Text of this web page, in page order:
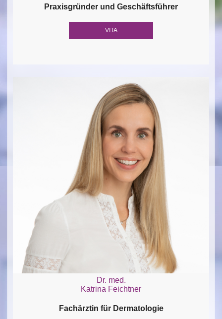
Praxisgründer und Geschäftsführer
VITA
Dr. med.
Katrina Feichtner
Fachärztin für Dermatologie